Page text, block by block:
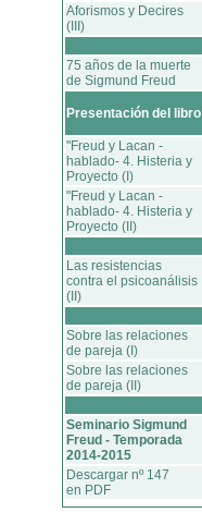
Aforismos y Decires
(III)
75 años de la muerte
de Sigmund Freud
Presentación del libro
"Freud y Lacan -
hablado- 4. Histeria y
Proyecto (I)
"Freud y Lacan -
hablado- 4. Histeria y
Proyecto (II)
Las resistencias
contra el psicoanálisis
(II)
Sobre las relaciones
de pareja (I)
Sobre las relaciones
de pareja (II)
Seminario Sigmund
Freud - Temporada
2014-2015
Descargar nº 147
en PDF